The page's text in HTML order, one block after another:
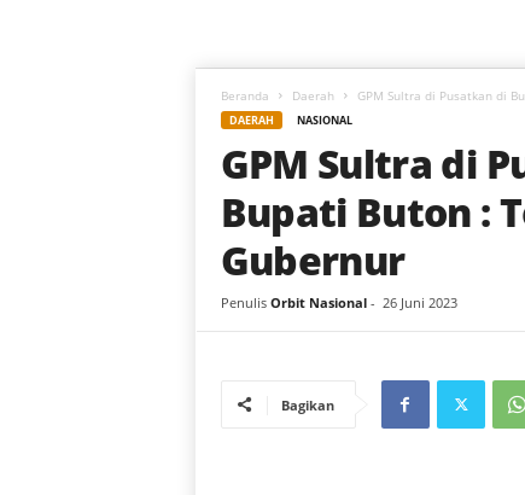
Beranda Daerah GPM Sultra di Pusatkan di
DAERAH NASIONAL
GPM Sultra di
Bupati Buton :
Gubernur
Penulis Orbit Nasional- 26 Juni 2023
Bagikan